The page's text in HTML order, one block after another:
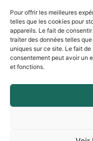
Pour offrir les meilleures
telles que les cookies pour
appareils. Le fait de
traiter des données telles
uniques sur ce site. Le fait
consentement peut avoir un
et fonctions.
Association Loi 1901 - Siège